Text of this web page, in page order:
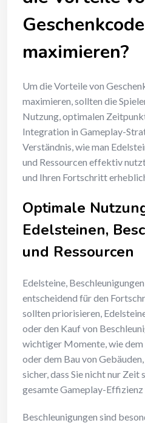
maximieren?
Um die Vorteile von
maximieren, sollten die
Nutzung, optimalen
Integration in Gameplay-
Verständnis, wie man
und Ressourcen effektiv
und Ihren Fortschritt
Optimale
Edelsteinen,
und Ressourcen
Edelsteine,
entscheidend für den
sollten priorisieren,
oder den Kauf von
wichtiger Momente, wie
oder dem Bau von
sicher, dass Sie nicht nur Zeit
gesamte Gameplay-Effizienz
Beschleunigungen sind